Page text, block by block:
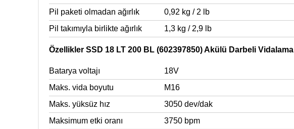
Pil paketi olmadan ağırlık
0,92 kg / 2 lb
Pil takımıyla birlikte ağırlık
1,3 kg / 2,9 lb
Özellikler SSD 18 LT 200 BL (602397850) Akülü Darbeli Vidalama
Batarya voltajı
18V
Maks. vida boyutu
M16
Maks. yüksüz hız
3050 dev/dak
Maksimum etki oranı
3750 bpm